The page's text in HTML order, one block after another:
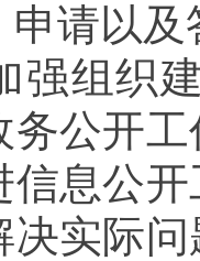
申请以
组织
务公开
信息公
决实际